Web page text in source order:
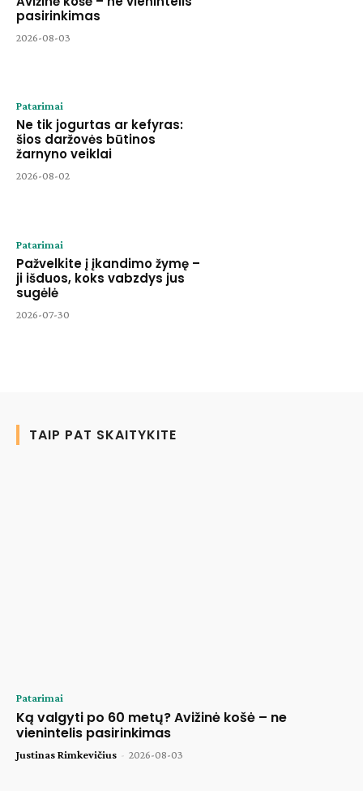
pasirinkimas
2026-08-03
Patarimai
Ne tik jogurtas ar kefyras:
šios daržovės būtinos
žarnyno veiklai
2026-08-02
Patarimai
Pažvelkite į įkandimo žymę –
ji išduos, koks vabzdys jus
sugėlė
2026-07-30
TAIP PAT SKAITYKITE
Patarimai
Ką valgyti po 60 metų? Avižinė košė – ne
vienintelis pasirinkimas
Justinas Rimkevičius - 2026-08-03